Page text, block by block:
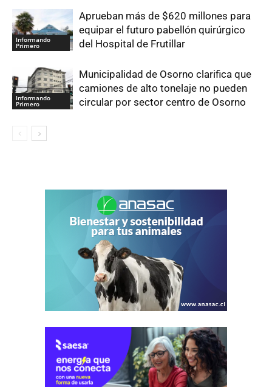
Informando
Primero
Aprueban más de $620 millones para
equipar el futuro pabellón quirúrgico
del Hospital de Frutillar
Informando
Primero
Municipalidad de Osorno clarifica que
camiones de alto tonelaje no pueden
circular por sector centro de Osorno